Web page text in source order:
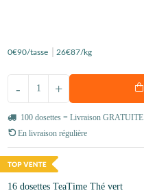
0€90/tasse 26€87/kg
+
-
100 dosettes = Livraison GRATUITE
En livraison régulière
16 dosettes TeaTime Thé vert